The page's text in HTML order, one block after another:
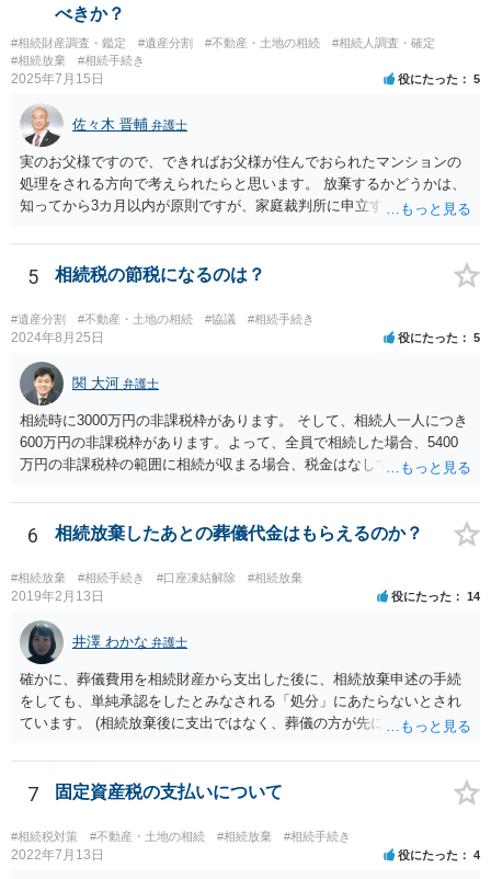
べきか？
#相続財産調査・鑑定 #遺産分割 #不動産・土地の相続
#相続人調査・確定
#相続放棄
#相続手続き
2025年7月15日 役にたった 5
佐々木 晋輔 弁護士
実のお父様ですので、できればお父様が住んでおられたマンションの
処理をされる方向で考えられたらと思います。 放棄するかどうかは、
知ってから3カ月以内が原則ですが、家庭裁判所に申立すれば3カ月の
放棄するかどうか決めることができます。 銀行やサラ金が数年も放置
することはありませんので、数年後に借金が発見される可能性はほぼ
ありません。 なお、私が扱った相続放棄を検討していた案件で、期間
伸長して調査したところ、サラ金に対する過払金など相当な財産が見
つかったため相続したという事例がありました。
5 相続税の節税になるのは？
#遺産分割 #不動産・土地の相続 #協議 #相続手続き
2024年8月25日 役にたった 5
関 大河 弁護士
相続時に3000万円の非課税枠があります。 そして、相続人一人につき
600万円の非課税枠があります。よって、全員で相続した場合、5400
万円の非課税枠の範囲に相続が収まる場合、税金はなしです。 一人が
範囲となります。 一般的には、全員で相続する方が税金はお得です。
また、全員で相続しても、話し合いの結果、親がすべて相続と決める
こともできます。この場合でも相続の非課税枠は、全員で相続した540
0万円分使えます。 父が亡くなり、母が全部相続すると、母から三人
で相続する際は、4800万円が非課税枠となります。 そうすると、母が
亡くなってから相続すると、両親のどちらかが亡くなってから相続す
るより非課税の枠が減少します。 計画的に相続をするのがおすすめと
いうことになります。これ以外にも気をつける点はあるかもしれませ
んので、一度相談して想定するのがおすすめと思います。
6 相続放棄したあとの葬儀代金はもらえるのか？
#相続放棄 #相続手続き #口座凍結解除 #相続放棄
2019年2月13日 役にたった 14
井澤 わかな 弁護士
確かに、葬儀費用を相続財産から支出した後に、相続放棄申述の手続
をしても、単純承認をしたとみなされる「処分」にあたらないとされ
ています。 (相続放棄後に支出ではなく、葬儀の方が先に来るのが通常
述の手続ということだと思いますが) ただ、葬儀費用ならいくらでもよ
いということではなく、身分相応の、社会的儀式として当然認められ
る程度の金額に留まると考えた方がよいです。 もし、相続人の皆さん
に葬儀費用を支出する経済力がなく、質素な葬儀を行った費用であれ
ば相続財産から支出しても単純承認と認められない可能性が高いの
7 固定資産税の支払いについて
#相続税対策 #不動産・土地の相続 #相続放棄 #相続手続き
2022年7月13日 役にたった 4